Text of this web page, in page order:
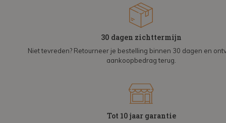
30 dagen zichttermijn
Niet tevreden? Retourneer je bestelling binnen 30 dagen en
aankoopbedrag terug.
Tot 10 jaar garantie